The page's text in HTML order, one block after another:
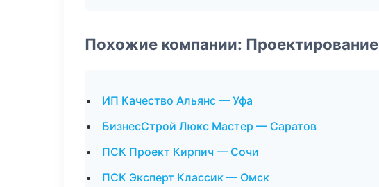
Похожие компании: Проектирование
ИП Качество Альянс — Уфа
БизнесСтрой Люкс Мастер — Саратов
ПСК Проект Кирпич — Сочи
ПСК Эксперт Классик — Омск